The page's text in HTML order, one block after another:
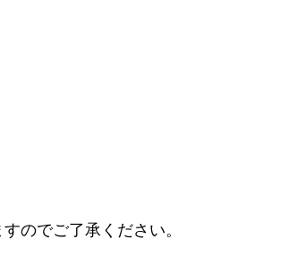
のでご了承ください。